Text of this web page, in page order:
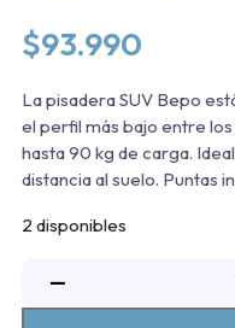
$93.990
La pisadera SUV Bepo
el perfil más bajo entre
hasta 90 kg de carga.
distancia al suelo. Puntas
2 disponibles
−